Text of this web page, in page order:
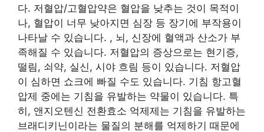
다. 저혈압/고혈압약은 혈압을 낮추는 것이 목적이
나, 혈압이 너무 낮아지면 심장 등 장기에 부작용이
나타날 수 있습니다. , 뇌, 신장에 혈액과 산소가 부
족해질 수 있습니다. 저혈압의 증상으로는 현기증,
떨림, 쇠약, 실신, 시야 흐림 등이 있습니다. 저혈압
이 심하면 쇼크에 빠질 수도 있습니다. 기침 항고혈
압제 중에는 기침을 유발하는 약물이 있습니다. 특
히, 앤지오텐신 전환효소 억제제는 기침을 유발하는
브래디키닌이라는 물질의 분해를 억제하기 때문에